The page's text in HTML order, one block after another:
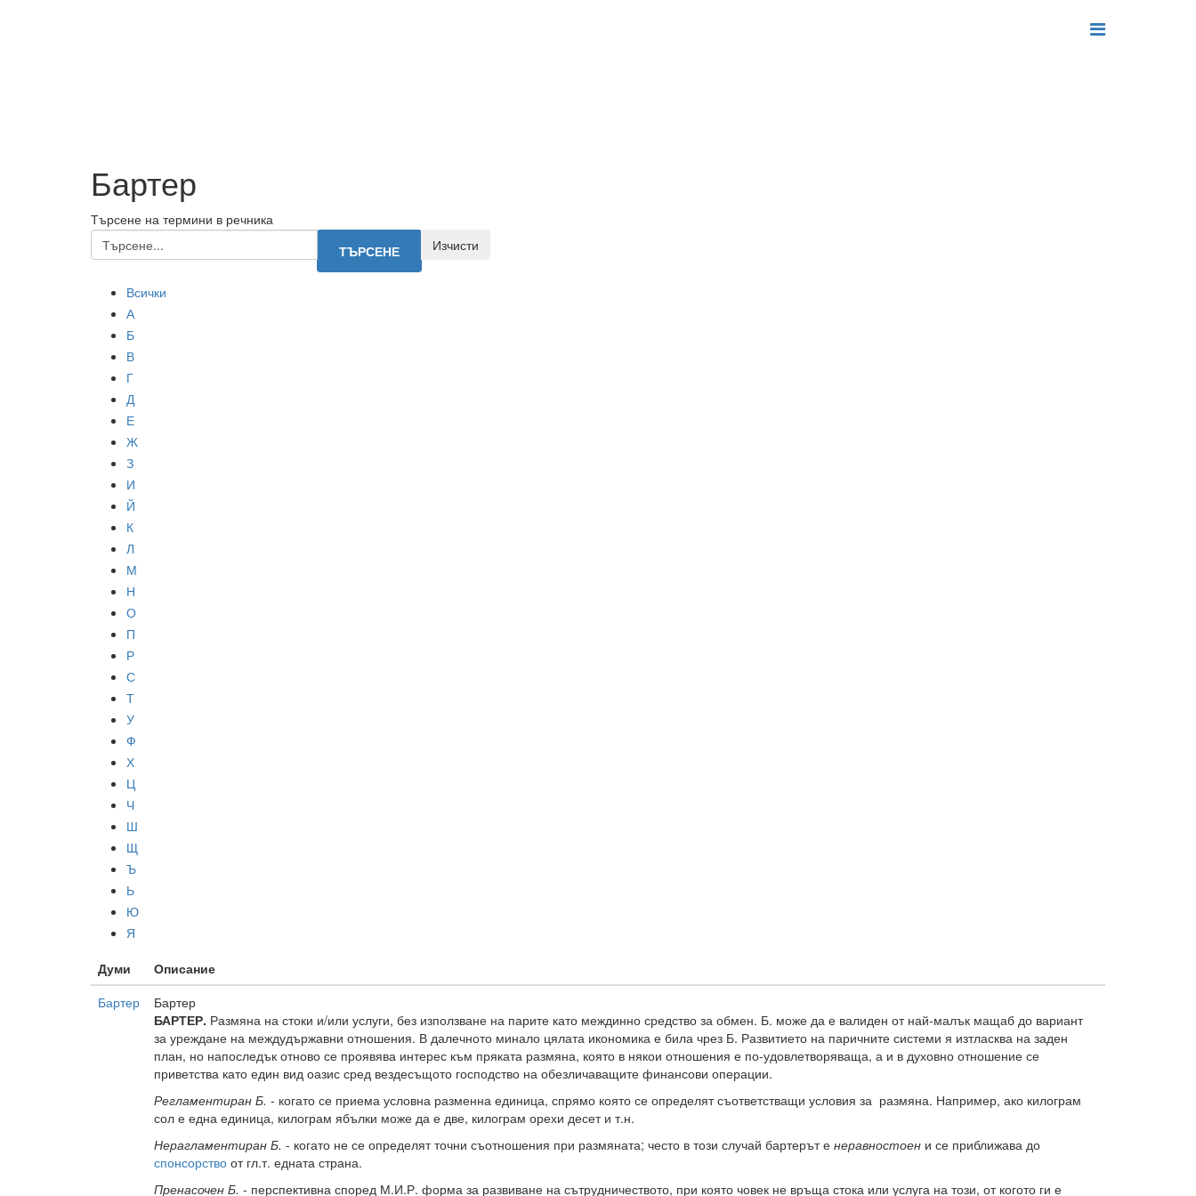
Бартер
Търсене на термини в речника
Всички
А
Б
В
Г
Д
Е
Ж
З
И
Й
К
Л
М
Н
О
П
Р
С
Т
У
Ф
Х
Ц
Ч
Ш
Щ
Ъ
Ь
Ю
Я
Думи
Описание
Бартер
Бартер
БАРТЕР. Размяна на стоки и/или услуги, без използване на парите като междинно средство за обмен. Б. може да е валиден от най-малък мащаб до вариант
за уреждане на междудържавни отношения. В далечното минало цялата икономика е била чрез Б. Развитието на паричните системи я изтласква на заден
план, но напоследък отново се проявява интерес към пряката размяна, която в някои отношения е по-удовлетворяваща, а и в духовно отношение се
приветства като един вид оазис сред вездесъщото господство на обезличаващите финансови операции.
Регламентиран Б. - когато се приема условна разменна единица, спрямо която се определят съответстващи условия за размяна. Например, ако килограм
сол е една единица, килограм ябълки може да е две, килограм орехи десет и т.н.
Нерагламентиран Б. - когато не се определят точни съотношения при размяната; често в този случай бартерът е неравностоен и се приближава до
спонсорство от гл.т. едната страна.
Пренасочен Б. - перспективна според М.И.Р. форма за развиване на сътрудничеството, при която човек не връща стока или услуга на този, от когото ги е